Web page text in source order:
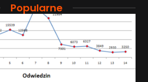
Popularne